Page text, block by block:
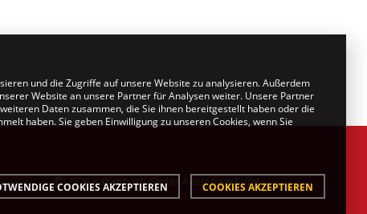
2026 Kaltenbach GmbH Aussenwerbung
und die Zugriffe auf unsere Website zu analysieren. Außerdem
Website an unsere Partner für Analysen weiter. Unsere Partner
Daten zusammen, die Sie ihnen bereitgestellt haben oder die
haben. Sie geben Einwilligung zu unseren Cookies, wenn Sie
COOKIES AKZEPTIEREN COOKIES AKZEPTIEREN